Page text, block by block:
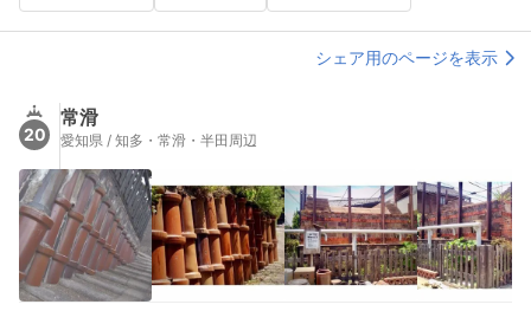
シェア用のページを表示
20
常滑
愛知県 / 知多・常滑・半田周辺